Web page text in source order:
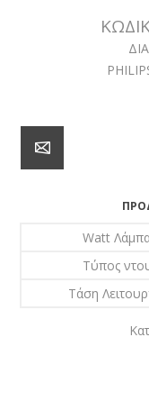
Watt
Τύπος
Τάση